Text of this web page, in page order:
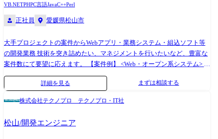
VB.NETPHPC言語JavaC++Perl
正社員 愛媛県松山市
大手プロジェクトの案件からWebアプリ・業務システム・組込ソフト等
の開発業務 技術を突き詰めたい、マネジメントを行いたいなど、豊富な
案件数にて要望に応えます。 【案件例】 <Web・オープン系システム> ◎
大手金融システム開発 ◎AI関連システムやWebアプリの開発 ◎Android
アプリ、スマートフォン分野での各種開発 ◎ECサイト、ポータルサイト
開発> ◎車載系制御システム開発 ◎IoT画像処理制御開発 (変更の範囲)会
社の定める業務
詳細を見る まずは相談する
株式会社テクノプロ テクノプロ・IT社
松山/開発エンジニア